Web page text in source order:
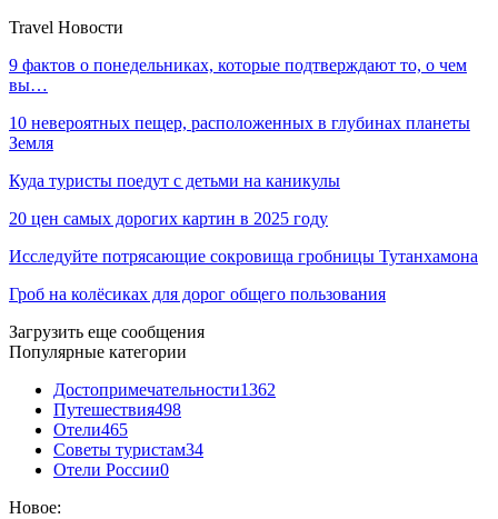
Travel Новости
9 фактов о понедельниках, которые подтверждают то, о чем
вы…
10 невероятных пещер, расположенных в глубинах планеты
Земля
Куда туристы поедут с детьми на каникулы
20 цен самых дорогих картин в 2025 году
Исследуйте потрясающие сокровища гробницы Тутанхамона
Гроб на колёсиках для дорог общего пользования
Загрузить еще сообщения
Популярные категории
Достопримечательности1362
Путешествия498
Отели465
Советы туристам34
Отели России0
Новое: